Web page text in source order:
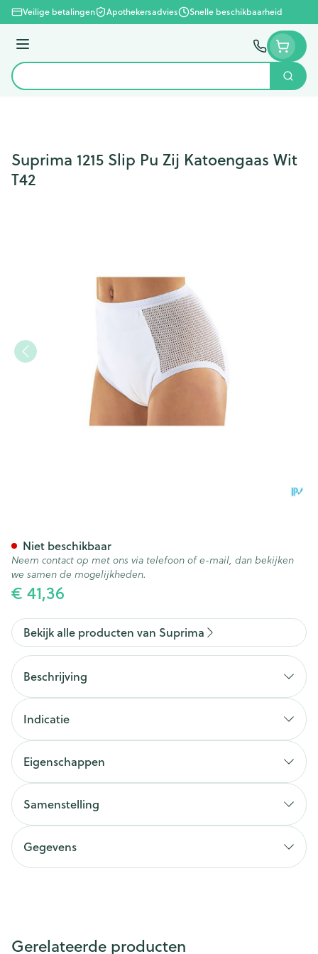
Ga naar de inhoud
Veilige betalingen Apothekersadvies Snelle beschikbaarheid
Menu
Product, merk, categorie...
Zoek
Suprima 1215 Slip Pu Zij Katoengaas Wit
T42
€ 41,36
Niet beschikbaar
Neem contact op met ons via telefoon of e-mail, dan bekijken
we samen de mogelijkheden.
Bekijk alle producten van Suprima
Beschrijving
Indicatie
Eigenschappen
Samenstelling
Gegevens
Gerelateerde producten